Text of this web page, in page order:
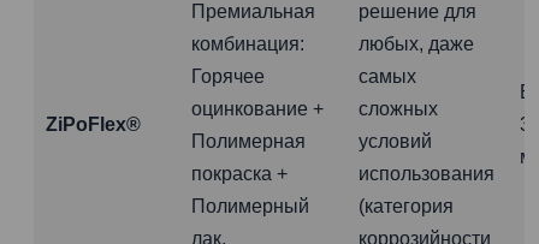
ZiPoFlex®
Премиальная
комбинация:
Горячее
оцинкование +
Полимерная
покраска +
Полимерный
лак.
решение для
любых, даже
самых
сложных
условий
использования
(категория
коррозийности